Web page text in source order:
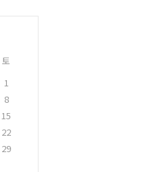
토
1
8
15
22
29